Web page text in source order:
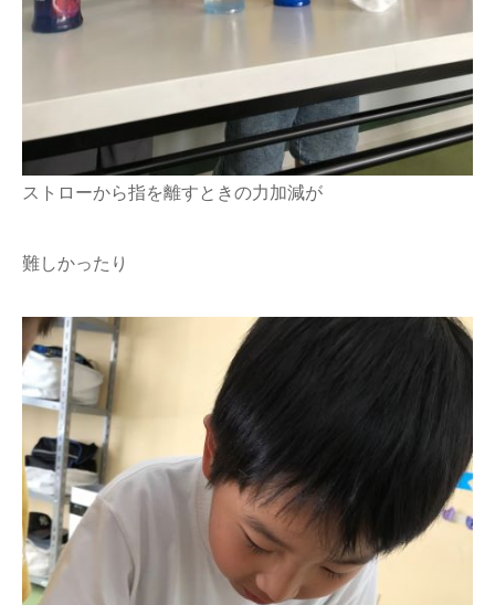
ストローから指を離すときの力加減が
難しかったり